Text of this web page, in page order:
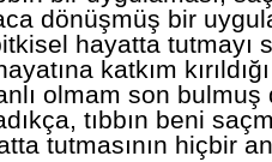
dönüşmüş bir
hayatta tutmayı
katkım
olmam son bulmuş
tıbbın beni
tutmasının hiçbir